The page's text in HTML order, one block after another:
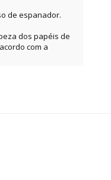
de espanador.
dos papéis de
com a